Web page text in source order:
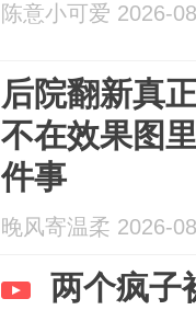
陈意小可爱 2026-
后院翻新真
不在效果图
件事
晚风寄温柔 2026-
两个疯子